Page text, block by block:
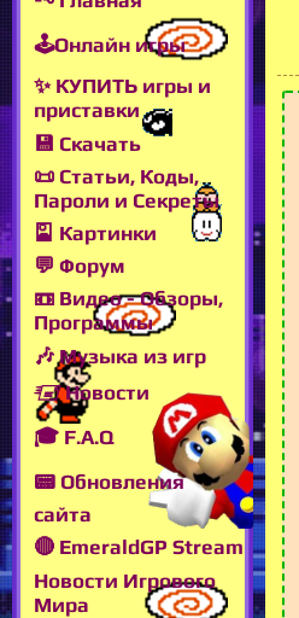
🕹Онлайн игры
✨ КУПИТЬ игры и
приставки
💾 Скачать
📜 Статьи, Коды,
Пароли и Секреты
🎴 Картинки
💬 Форум
📼 Видео - Обзоры,
Программы
🎶 Музыка из игр
🖅 Новости
🎓 F.A.Q
📟 Обновления
сайта
🔴 EmeraldGP Stream
Новости Игрового
Мира